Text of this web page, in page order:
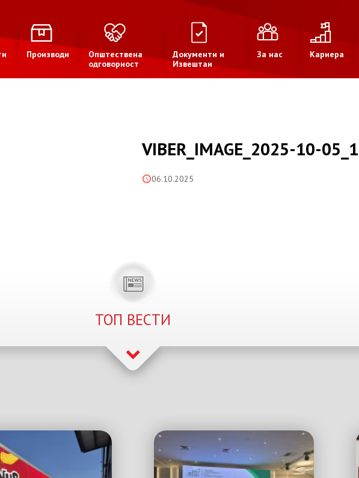
Производи
Општествена
одговорност
Документи и
Извештаи
За нас Кариера
VIBER_IMAGE_2025-10-
06.10.2025
ТОП ВЕСТИ